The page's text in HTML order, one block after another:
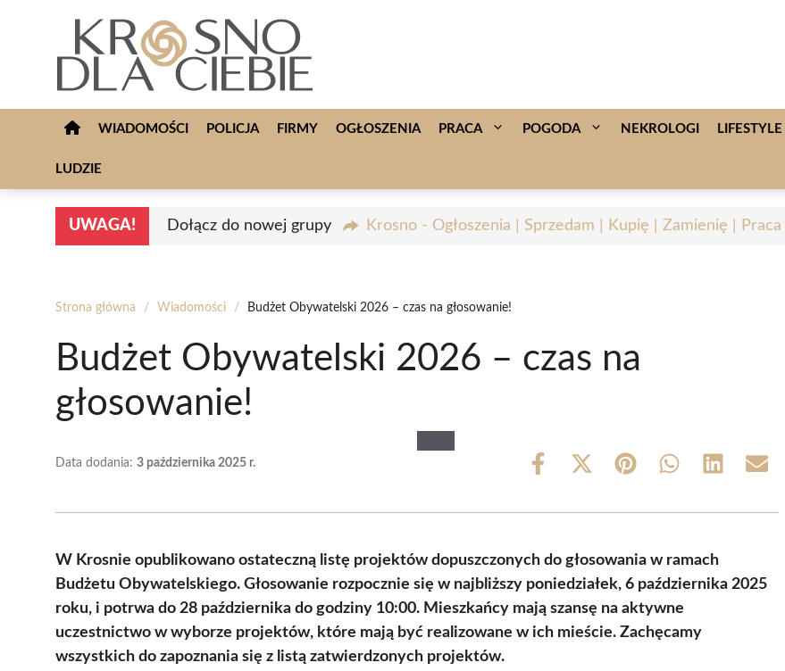
WIADOMOŚCI POLICJA FIRMY OGŁOSZENIA PRACA POGODA NEKROLOGI LIFESTYLE
LUDZIE
UWAGA! Dołącz do nowej grupy Krosno - Ogłoszenia | Sprzedam | Kupię | Zamienię | Praca
Strona główna / Wiadomości / Budżet Obywatelski 2026 – czas na głosowanie!
Budżet Obywatelski 2026 – czas na
głosowanie!
Data dodania: 3 października 2025 r.
Share
Share
(Twitter)
Share Share Share Share
W Krosnie opublikowano ostateczną listę projektów dopuszczonych do głosowania w ramach
Budżetu Obywatelskiego. Głosowanie rozpocznie się w najbliższy poniedziałek, 6 października 2025
roku, i potrwa do 28 października do godziny 10:00. Mieszkańcy mają szansę na aktywne
uczestnictwo w wyborze projektów, które mają być realizowane w ich mieście. Zachęcamy
wszystkich do zapoznania się z listą zatwierdzonych projektów.